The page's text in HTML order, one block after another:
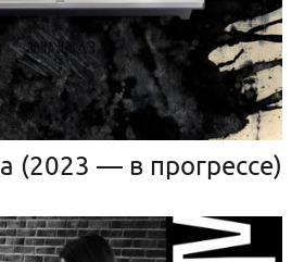
(2023 — в прогрессе)